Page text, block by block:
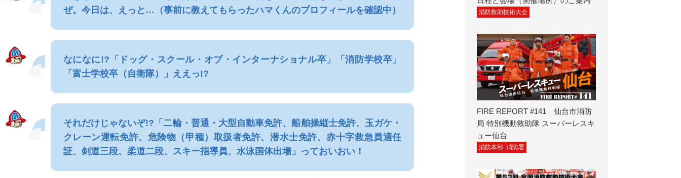
ぜ。今日は、えっと…（事前に教えてもらったハマくんのプロフィールを確認中）
なになに!?「ドッグ・スクール・オブ・インターナショナル卒」「消防学校卒」
「富士学校卒（自衛隊）」ええっ!?
それだけじゃないぞ!?「二輪・普通・大型自動車免許、船舶操縦士免許、玉ガケ・
クレーン運転免許、危険物（甲種）取扱者免許、潜水士免許、赤十字救急員適任
証、剣道三段、柔道二段、スキー指導員、水泳国体出場」っておいおい！
消防救助技術大会
FIRE REPORT #141 仙台市消防
局 特別機動救助隊 スーパーレスキ
ュー仙台
消防本部･消防署